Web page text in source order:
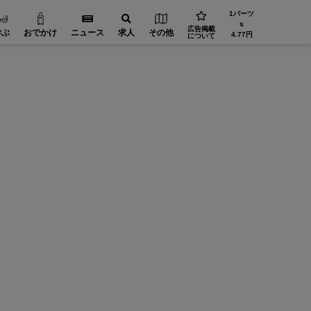
おでかけ ニュース 求人 その他
広告掲載
について
1バーツ
⇅
4.77円